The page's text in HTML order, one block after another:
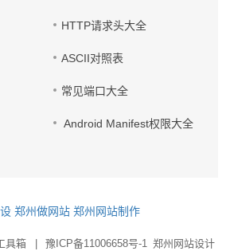
HTTP请求头大全
ASCII对照表
常见端口大全
Android Manifest权限大全
郑州做网站 郑州网站制作
具箱 豫ICP备11006658号-1 郑州网站设计